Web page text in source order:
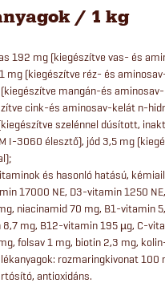
/ 1 kg
192 mg (kiegészítve vas- és
mg (kiegészítve réz- és
mangán-és
cink-és aminosav-kelát n-
szelénnel dúsított,
I-3060 élesztő), jód 3,5 mg
és hasonló hatású,
17000 NE, D3-vitamin 1250
niacinamid 70 mg, B1-vitamin
mg, B12-vitamin 195 µg, C-
folsav 1 mg, biotin 2,3 mg,
rozmaringkivonat 100
antioxidáns.